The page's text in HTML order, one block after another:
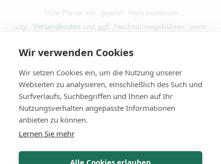
*Alle Preise inkl. gesetzl. Mehrwertsteuer
zzgl. Versandkosten und ggf. Nachnahmegebühren, wenn
Die durchgestrichenen Preise entsprechen dem ursprünglichen
Preis.
© 2025Miba Media e. K.. Alle Rechte vorbehalten.
Wir verwenden Cookies
Wir setzen Cookies ein, um die Nutzung unserer
Webseiten zu analysieren, einschließlich des Such und
Surfverlaufs, Suchbegriffen und Ihnen auf Ihr
Nutzungsverhalten angepasste Informationen
anbieten zu können.
Lernen Sie mehr
Alle Cookies erlauben